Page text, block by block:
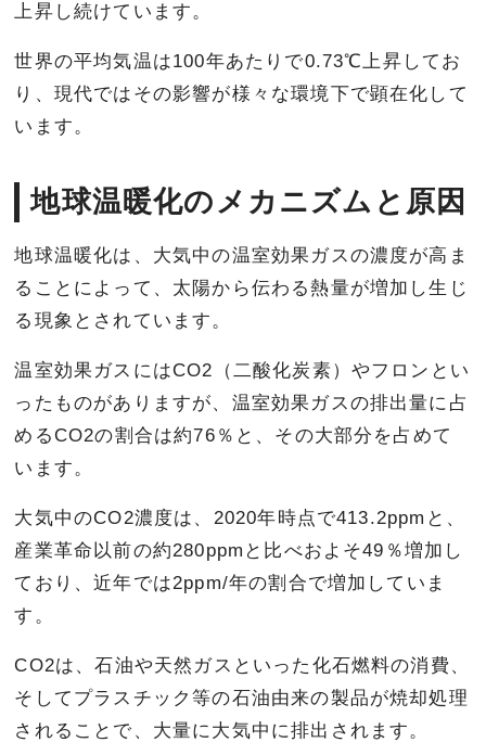
上昇し続けています。
世界の平均気温は100年あたりで0.73℃上昇してお
り、現代ではその影響が様々な環境下で顕在化して
います。
地球温暖化のメカニズムと原因
地球温暖化は、大気中の温室効果ガスの濃度が高ま
ることによって、太陽から伝わる熱量が増加し生じ
る現象とされています。
温室効果ガスにはCO2（二酸化炭素）やフロンとい
ったものがありますが、温室効果ガスの排出量に占
めるCO2の割合は約76％と、その大部分を占めて
います。
大気中のCO2濃度は、2020年時点で413.2ppmと、
産業革命以前の約280ppmと比べおよそ49％増加し
ており、近年では2ppm/年の割合で増加していま
す。
CO2は、石油や天然ガスといった化石燃料の消費、
そしてプラスチック等の石油由来の製品が焼却処理
されることで、大量に大気中に排出されます。